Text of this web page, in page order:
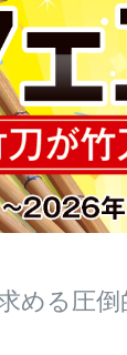
める圧倒